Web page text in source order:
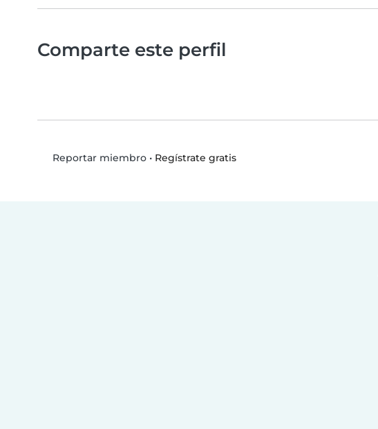
Comparte este perfil
Reportar miembro• Regístrate gratis